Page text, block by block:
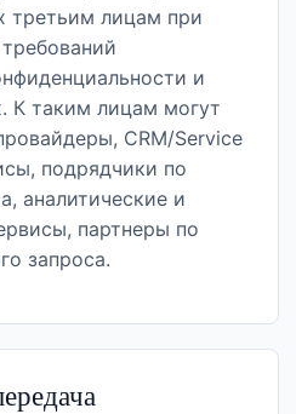
третьим лицам при
и
К таким лицам могут
CRM/Service
подрядчики по
аналитические и
партнеры по
запроса.